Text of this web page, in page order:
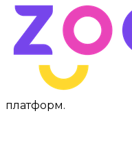
платформ.